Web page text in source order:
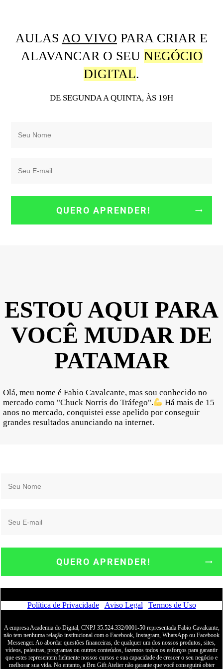
AULAS AO VIVO PARA CRIAR E
ALAVANCAR O SEU NEGÓCIO
DIGITAL.
DE SEGUNDA A QUINTA, ÀS 19H
QUERO APRENDER!
ESTOU AQUI PARA
VOCÊ MUDAR DE
PATAMAR
Olá, meu nome é Fabio Cavalcante, mas sou conhecido no
mercado como "Chuck Norris do Tráfego".
Há mais de 15
anos no mercado, conquistei esse apelido por conseguir
grandes resultados anunciando na internet.
QUERO APRENDER!
Política de Privacidade| Aviso Legal Termos de Uso
A empresa Academia do Digital, CNPJ 35.524.332/0001-50 representada Fabio Cavalcante,
não tem nenhuma relação institucional com o Facebook, Instagram, WhatsApp ou Facebook
Messenger. Ao abordar questões financeiras, de qualquer um dos nossos produtos, sites,
vídeos, palestras, programas ou outros conteúdos, fazemos todos os esforços para garantir
que estes representem fielmente nossos cursos e sua capacidade de crescer o seu negócio e
melhorar sua vida. No entanto, a Bru Gift Atelier não garante que você conseguirá obter